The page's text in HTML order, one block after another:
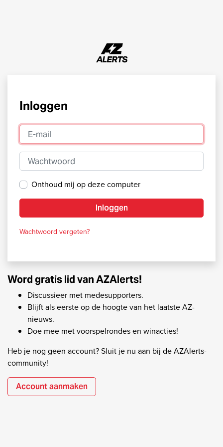
Inloggen
E-mail
Wachtwoord
Onthoud mij op deze computer
Inloggen
Wachtwoord vergeten?
Word gratis lid van AZAlerts!
Discussieer met medesupporters.
Blijft als eerste op de hoogte van het laatste AZ-
nieuws.
Doe mee met voorspelrondes en winacties!
Heb je nog geen account? Sluit je nu aan bij de AZAlerts-
community!
Account aanmaken